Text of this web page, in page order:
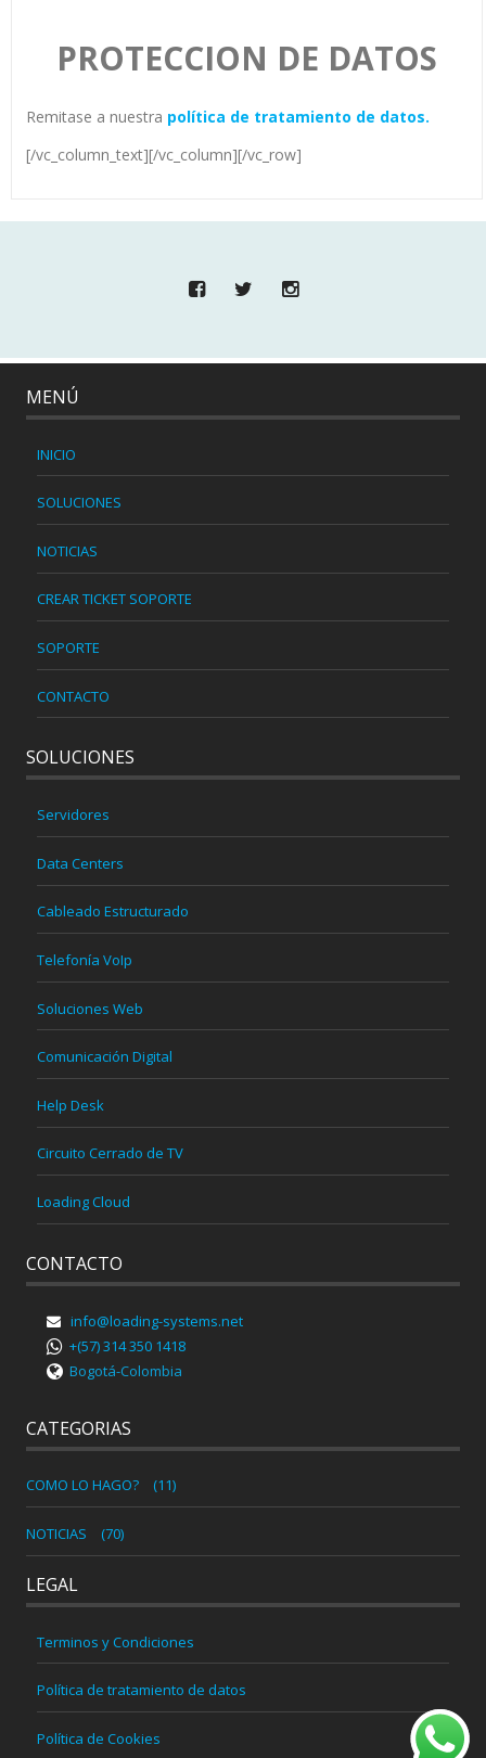
PROTECCION DE DATOS
Remitase a nuestra política de tratamiento de datos.
[/vc_column_text][/vc_column][/vc_row]
MENÚ
INICIO
SOLUCIONES
NOTICIAS
CREAR TICKET SOPORTE
SOPORTE
CONTACTO
SOLUCIONES
Servidores
Data Centers
Cableado Estructurado
Telefonía VoIp
Soluciones Web
Comunicación Digital
Help Desk
Circuito Cerrado de TV
Loading Cloud
CONTACTO
info@loading-systems.net
+(57) 314 350 1418
Bogotá-Colombia
CATEGORIAS
COMO LO HAGO? (11)
NOTICIAS (70)
LEGAL
Terminos y Condiciones
Política de tratamiento de datos
Política de Cookies